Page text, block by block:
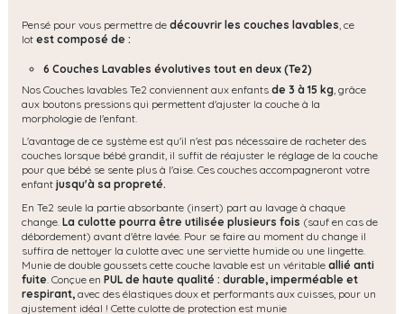
Pensé pour vous permettre de découvrir les couches lavables , ce
lot est composé de :
6 Couches Lavables évolutives tout en deux (Te2)
Nos Couches lavables Te2 conviennent aux enfants de 3 à 15 kg , grâce
aux boutons pressions qui permettent d'ajuster la couche à la
morphologie de l'enfant.
L'avantage de ce système est qu'il n'est pas nécessaire de racheter des
couches lorsque bébé grandit, il suffit de réajuster le réglage de la couche
pour que bébé se sente plus à l'aise. Ces couches accompagneront votre
enfant jusqu'à sa propreté.
En Te2 seule la partie absorbante (insert) part au lavage à chaque
change. La culotte pourra être utilisée plusieurs fois (sauf en cas de
débordement) avant d'être lavée. Pour se faire au moment du change il
suffira de nettoyer la culotte avec une serviette humide ou une lingette.
Munie de double goussets cette couche lavable est un véritable allié anti
fuite. Conçue en PUL de haute qualité : durable, imperméable et
respirant, avec des élastiques doux et performants aux cuisses, pour un
ajustement idéal ! Cette culotte de protection est munie